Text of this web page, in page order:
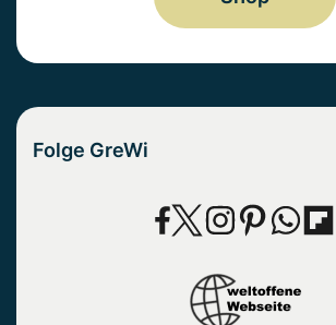
Folge GreWi